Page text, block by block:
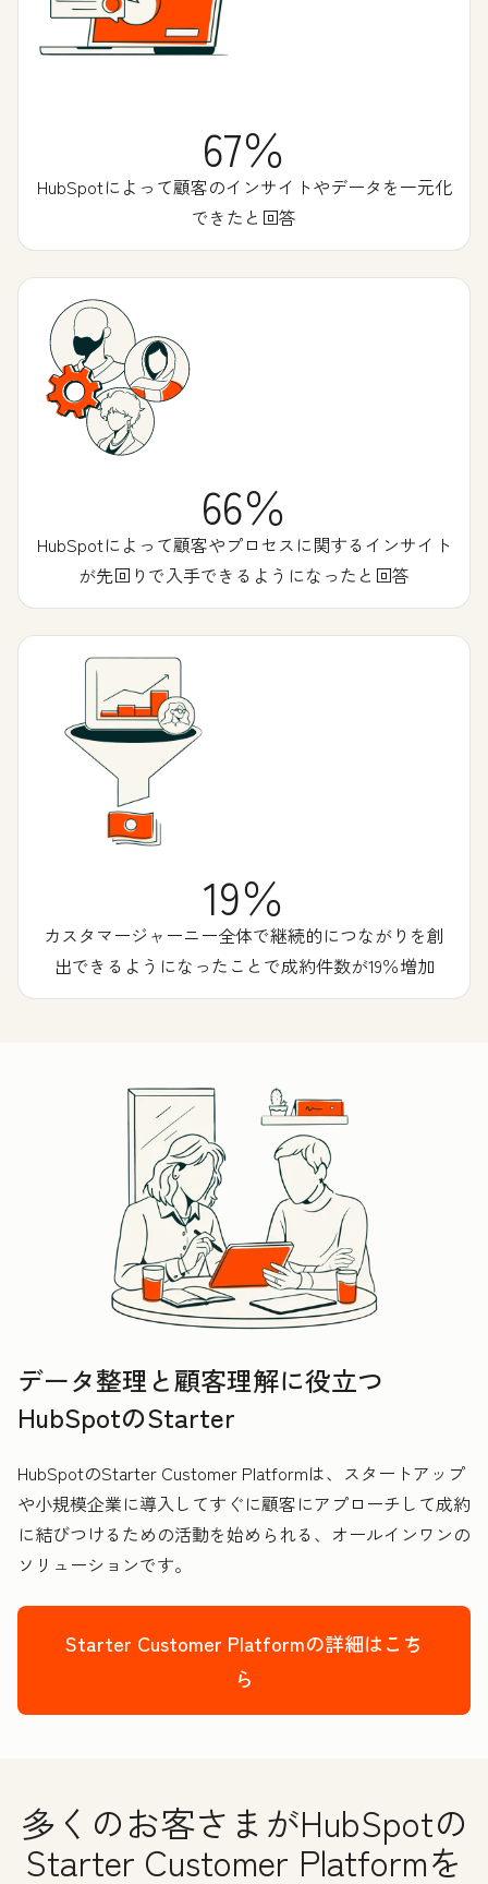
67％
HubSpotによって顧客のインサイトやデータを一元化
できたと回答
66％
HubSpotによって顧客やプロセスに関するインサイト
が先回りで入手できるようになったと回答
19％
カスタマージャーニー全体で継続的につながりを創
出できるようになったことで成約件数が19％増加
データ整理と顧客理解に役立つ
HubSpotのStarter
HubSpotのStarter Customer Platformは、スタートアップ
や小規模企業に導入してすぐに顧客にアプローチして成約
に結びつけるための活動を始められる、オールインワンの
ソリューションです。
Starter Customer Platformの詳細はこち
ら
多くのお客さまがHubSpotの
Starter Customer Platformを